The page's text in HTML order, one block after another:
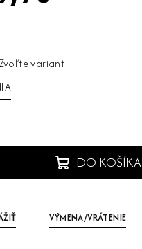
Zvoľte variant
DO KOŠÍKA
VÝMENA/VRÁTENIE